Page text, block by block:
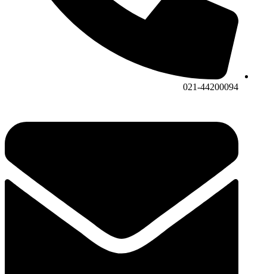
021-44200094